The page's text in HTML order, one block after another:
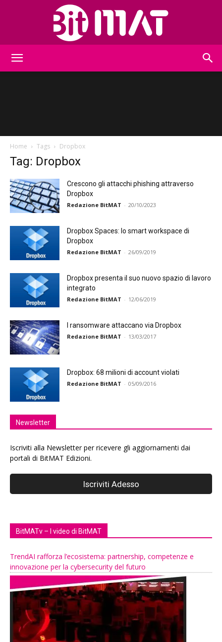
Home Tags Dropbox
Tag: Dropbox
Crescono gli attacchi phishing attraverso
Dropbox
Redazione BitMAT - 20/10/2023
Dropbox Spaces: lo smart workspace di
Dropbox
Redazione BitMAT - 26/09/2019
Dropbox presenta il suo nuovo spazio di lavoro
integrato
Redazione BitMAT - 12/06/2019
I ransomware attaccano via Dropbox
Redazione BitMAT - 13/03/2017
Dropbox: 68 milioni di account violati
Redazione BitMAT - 05/09/2016
Newsletter
Iscriviti alla Newsletter per ricevere gli aggiornamenti dai
portali di BitMAT Edizioni.
BitMATv – I video di BitMAT
TrendAI rafforza l’ecosistema: partnership, competenze e
innovazione per la cybersecurity del futuro